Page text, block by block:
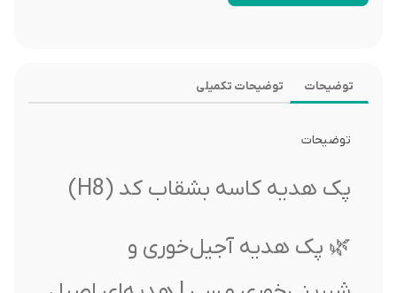
توضیحات توضیحات تکمیلی
توضیحات
پک هدیه کاسه بشقاب کد (H8)
🌿 پک هدیه آجیل‌خوری و